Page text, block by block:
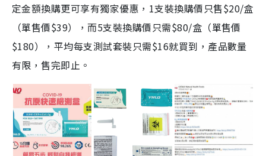
定金額換購更可享有獨家優惠，1支裝換購價只售$20/盒
（單售價$39），而5支裝換購價只需$80/盒（單售價
$180），平均每支測試套裝只需$16就買到，產品數量
有限，售完即止。